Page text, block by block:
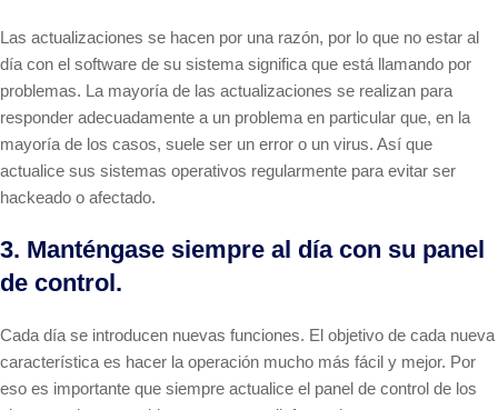
Las actualizaciones se hacen por una razón, por lo que no estar al
día con el software de su sistema significa que está llamando por
problemas. La mayoría de las actualizaciones se realizan para
responder adecuadamente a un problema en particular que, en la
mayoría de los casos, suele ser un error o un virus. Así que
actualice sus sistemas operativos regularmente para evitar ser
hackeado o afectado.
3. Manténgase siempre al día con su panel
de control.
Cada día se introducen nuevas funciones. El objetivo de cada nueva
característica es hacer la operación mucho más fácil y mejor. Por
eso es importante que siempre actualice el panel de control de los